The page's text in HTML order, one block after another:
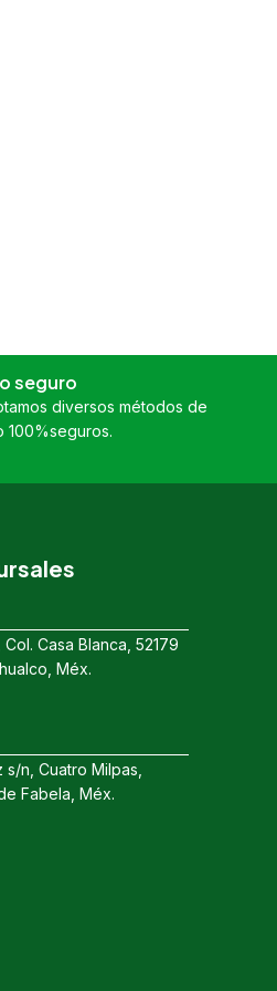
seguro
diversos métodos de
100%seguros.
Casa Blanca, 52179
Méx.
n, Cuatro Milpas,
Fabela, Méx.